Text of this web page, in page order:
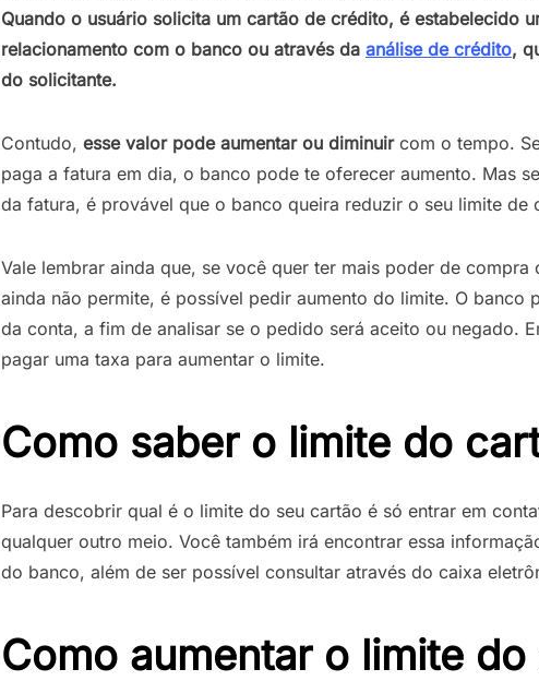
Quando o usuário solicita um cartão de crédito, é estabelecido
relacionamento com o banco ou através da análise de crédito,
do solicitante.
Contudo, esse valor pode aumentar ou diminuircom o tempo.
paga a fatura em dia, o banco pode te oferecer aumento. Mas
da fatura, é provável que o banco queira reduzir o seu limite de
Vale lembrar ainda que, se você quer ter mais poder de
ainda não permite, é possível pedir aumento do limite. O
da conta, a fim de analisar se o pedido será aceito ou negado.
pagar uma taxa para aumentar o limite.
Como saber o limite do
Para descobrir qual é o limite do seu cartão é só entrar em
qualquer outro meio. Você também irá encontrar essa
do banco, além de ser possível consultar através do caixa
Como aumentar o limite do